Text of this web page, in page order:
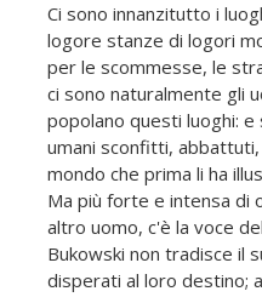
Ci sono innanzitutto i
logore stanze di logori
per le scommesse, le
ci sono naturalmente gli
popolano questi luoghi:
umani sconfitti, abbattuti,
mondo che prima li ha
Ma più forte e intensa di
altro uomo, c'è la voce
Bukowski non tradisce il
disperati al loro destino;